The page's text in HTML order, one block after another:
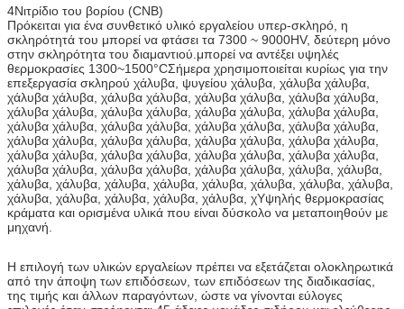
4Νιτρίδιο του βορίου (CNB)
Πρόκειται για ένα συνθετικό υλικό εργαλείου υπερ-σκληρό, η
σκληρότητά του μπορεί να φτάσει τα 7300 ~ 9000HV, δεύτερη μόνο
στην σκληρότητα του διαμαντιού.μπορεί να αντέξει υψηλές
θερμοκρασίες 1300~1500°CΣήμερα χρησιμοποιείται κυρίως για την
επεξεργασία σκληρού χάλυβα, ψυγείου χάλυβα, χάλυβα χάλυβα,
χάλυβα χάλυβα, χάλυβα χάλυβα, χάλυβα χάλυβα, χάλυβα χάλυβα,
χάλυβα χάλυβα, χάλυβα χάλυβα, χάλυβα χάλυβα, χάλυβα χάλυβα,
χάλυβα χάλυβα, χάλυβα χάλυβα, χάλυβα χάλυβα, χάλυβα χάλυβα,
χάλυβα χάλυβα, χάλυβα χάλυβα, χάλυβα χάλυβα, χάλυβα χάλυβα,
χάλυβα χάλυβα, χάλυβα χάλυβα, χάλυβα χάλυβα, χάλυβα χάλυβα,
χάλυβα χάλυβα, χάλυβα χάλυβα, χάλυβα χάλυβα, χάλυβα, χάλυβα,
χάλυβα, χάλυβα, χάλυβα, χάλυβα, χάλυβα, χάλυβα, χάλυβα, χάλυβα,
χάλυβα, χάλυβα, χάλυβα, χάλυβα, χάλυβα, χΥψηλής θερμοκρασίας
κράματα και ορισμένα υλικά που είναι δύσκολο να μεταποιηθούν με
μηχανή.
Η επιλογή των υλικών εργαλείων πρέπει να εξετάζεται ολοκληρωτικά
από την άποψη των επιδόσεων, των επιδόσεων της διαδικασίας,
της τιμής και άλλων παραγόντων, ώστε να γίνονται εύλογες